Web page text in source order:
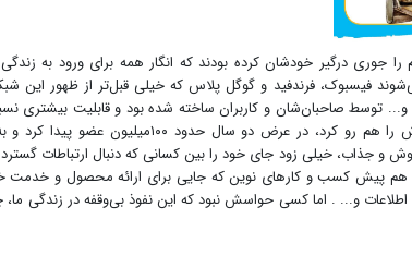
جوری درگیر خودشان کرده بودند که انگار همه برای ورود به
فیسبوک، فرندفید و گوگل پلاس که خیلی قبل‌تر از ظهور این
توسط صاحبان‌شان و کاربران ساخته شده بود و قابلیت بیشتری
مشابه داشت. اما کمی که جلوتر آمدیم و امکانات بیشترش را هم رو کرد، در
جذاب، خیلی زود جای خود را بین کسانی که دنبال ارتباطات گسترده
هم پیش کسب و کارهای نوین که جایی برای ارائه محصول و خدمت
و... . اما کسی حواسش نبود که این نفوذ بی‌وقفه در زندگی ما،